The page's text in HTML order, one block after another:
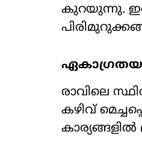
കുറയുന്നു.
രാവിലെ
കഴിവ്